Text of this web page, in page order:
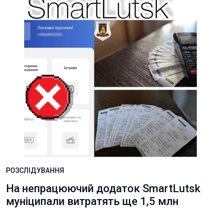
РОЗСЛІДУВАННЯ
На непрацюючий додаток SmartLutsk
муніципали витратять ще 1,5 млн